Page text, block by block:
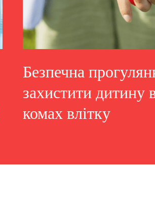
Безпечна
захистити дитину
комах влітку